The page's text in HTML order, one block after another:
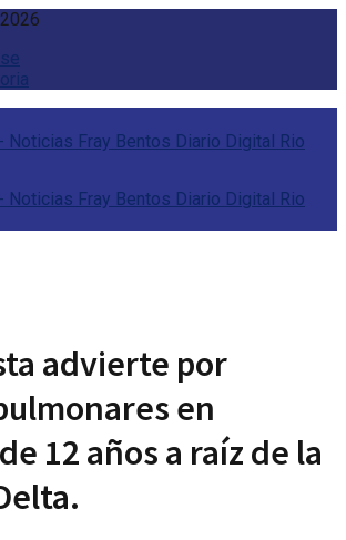
advierte por
en
12 años a raíz de la